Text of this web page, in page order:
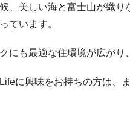
、美しい海と富士山が織
ています。
にも最適な住環境が広がり
に興味をお持ちの方は、